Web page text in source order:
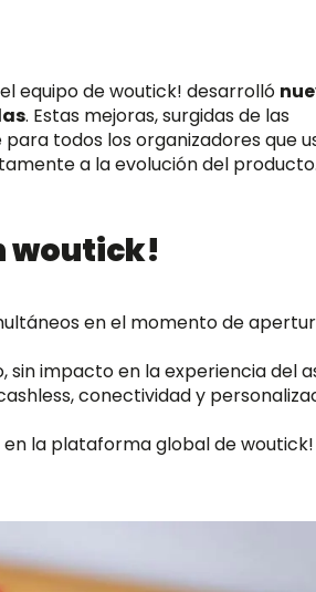
equipo de woutick! desarrolló
. Estas mejoras, surgidas de las
todos los organizadores que
a la evolución del
woutick!
en el momento de
impacto en la experiencia del
conectividad y
la plataforma global de